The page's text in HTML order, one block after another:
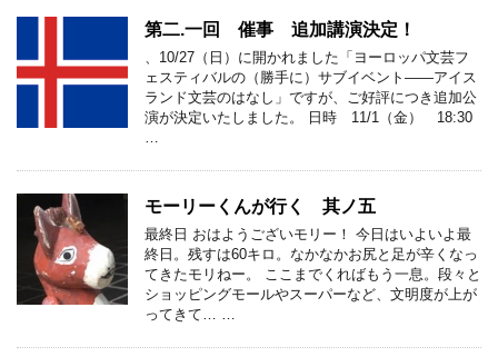
第二.一回 催事 追加講演決定！
、10/27（日）に開かれました「ヨーロッパ文芸フ
ェスティバルの（勝手に）サブイベント――‏アイス
ランド文芸のはなし」ですが、ご好評につき追加公
演が決定いたしました。 日時 11/1（金） 18:30
モーリーくんが行く 其ノ五
最終日 おはようございモリー！ 今日はいよいよ最
終日。残すは60キロ。なかなかお尻と足が辛くなっ
てきたモリねー。 ここまでくればもう一息。段々と
ショッピングモールやスーパーなど、文明度が上が
ってきて… …